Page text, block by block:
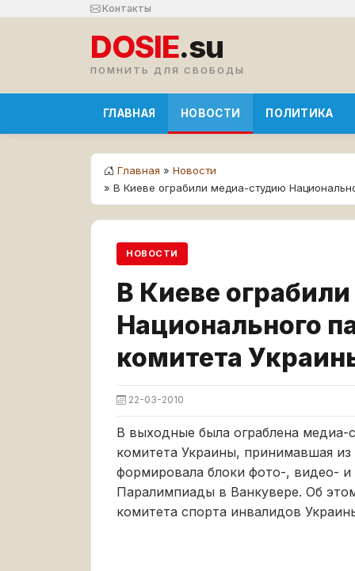
Контакты
DOSIE.su
ПОМНИТЬ ДЛЯ СВОБОДЫ
ГЛАВНАЯ НОВОСТИ ПОЛИТИКА
Главная » Новости
» В Киеве ограбили медиа-студию
НОВОСТИ
В Киеве
Национального
комитета
22-03-2010
В выходные была ограблена медиа-
комитета Украины, принимавшая
формировала блоки фото-, видео-
Паралимпиады в Ванкувере. Об
комитета спорта инвалидов